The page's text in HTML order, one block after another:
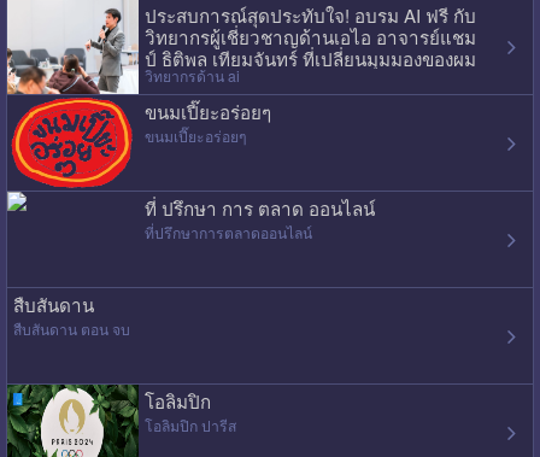
ประสบการณ์สุดประทับใจ! อบรม AI ฟรี กับ
วิทยากรผู้เชี่ยวชาญด้านเอไอ อาจารย์แชม
ป์ ธิติพล เทียมจันทร์ ที่เปลี่ยนมุมมองของผม
ไปเลย
วิทยากรด้าน ai
ขนมเปี๊ยะอร่อยๆ
ขนมเปี๊ยะอร่อยๆ
ที่ ปรึกษา การ ตลาด ออนไลน์
ที่ปรึกษาการตลาดออนไลน์
สืบสันดาน
สืบสันดาน ตอน จบ
โอลิมปิก
โอลิมปิก ปารีส